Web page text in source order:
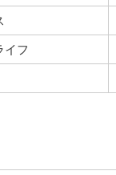
イフ